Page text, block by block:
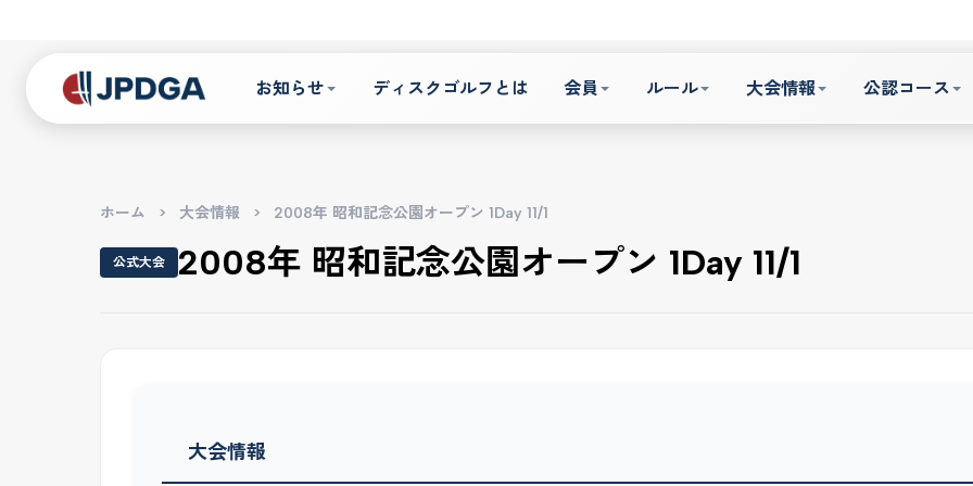
お知らせ ディスクゴルフとは 会員 ルール 大会情報 公認コース
ホーム > 大会情報 > 2008年 昭和記念公園オープン 1Day 11/1
公式大会 2008年 昭和記念公園オープン 1Day 11/1
大会情報